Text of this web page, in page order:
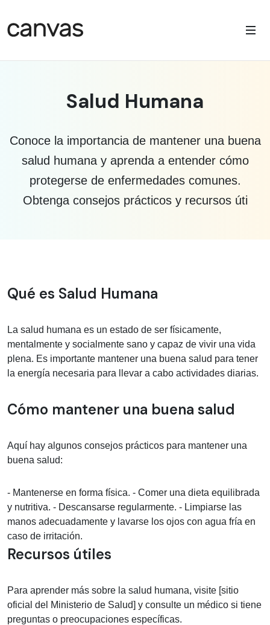
Salud Humana
Conoce la importancia de mantener una buena
salud humana y aprenda a entender cómo
protegerse de enfermedades comunes.
Obtenga consejos prácticos y recursos úti
Información médica sobre Salud
Qué es Salud Humana
La salud humana es un estado de ser físicamente,
mentalmente y socialmente sano y capaz de vivir una vida
plena. Es importante mantener una buena salud para tener
la energía necesaria para llevar a cabo actividades diarias.
Cómo mantener una buena salud
Aquí hay algunos consejos prácticos para mantener una
buena salud:
- Mantenerse en forma física. - Comer una dieta equilibrada
y nutritiva. - Descansarse regularmente. - Limpiarse las
manos adecuadamente y lavarse los ojos con agua fría en
caso de irritación.
Recursos útiles
Para aprender más sobre la salud humana, visite [sitio
oficial del Ministerio de Salud] y consulte un médico si tiene
preguntas o preocupaciones específicas.